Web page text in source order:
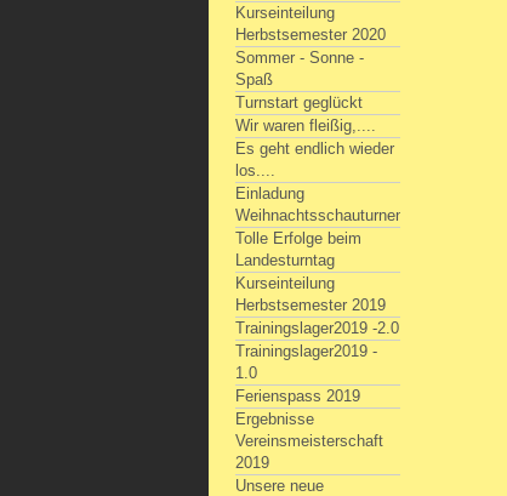
Kurseinteilung
Herbstsemester 2020
Sommer - Sonne -
Spaß
Turnstart geglückt
Wir waren fleißig,....
Es geht endlich wieder
los....
Einladung
Weihnachtsschauturnen
Tolle Erfolge beim
Landesturntag
Kurseinteilung
Herbstsemester 2019
Trainingslager2019 -2.0
Trainingslager2019 -
1.0
Ferienspass 2019
Ergebnisse
Vereinsmeisterschaft
2019
Unsere neue